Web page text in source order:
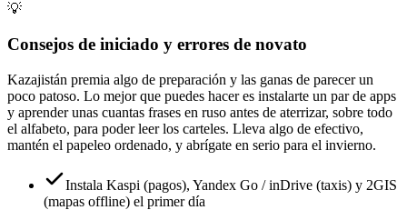
💡
Consejos de iniciado y errores de novato
Kazajistán premia algo de preparación y las ganas de parecer un
poco patoso. Lo mejor que puedes hacer es instalarte un par de apps
y aprender unas cuantas frases en ruso antes de aterrizar, sobre todo
el alfabeto, para poder leer los carteles. Lleva algo de efectivo,
mantén el papeleo ordenado, y abrígate en serio para el invierno.
Instala Kaspi (pagos), Yandex Go / inDrive (taxis) y 2GIS
(mapas offline) el primer día